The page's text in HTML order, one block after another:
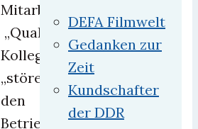
Mitarbeiter
„Qualmfreie
Kollegen
„stören
den
Betriebsfrieden“
DEFA Filmwelt
Gedanken zur
Zeit
Kundschafter
der DDR